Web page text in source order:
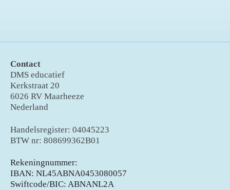
Contact
DMS educatief
Kerkstraat 20
6026 RV Maarheeze
Nederland
Handelsregister: 04045223
BTW nr: 808699362B01
Rekeningnummer:
IBAN: NL45ABNA0453080057
Swiftcode/BIC: ABNANL2A